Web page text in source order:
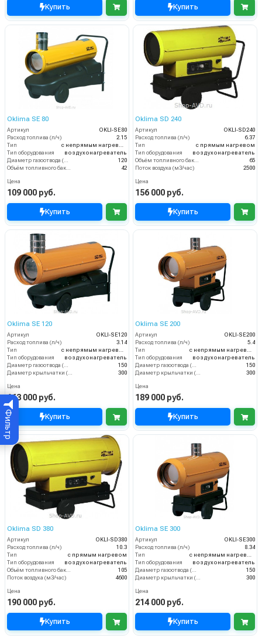
Фильтр
Купить Купить
Oklima SE 80
Артикул
OKLI-SE80
Расход топлива (л/ч)
2.15
Тип
Тип оборудования
воздухонагреватель
120
42
Цена
109 000 руб.
Купить
Oklima SD 240
Артикул
OKLI-SD240
Расход топлива (л/ч)
6.37
Тип
с прямым нагревом
Тип оборудования
воздухонагреватель
65
Поток воздуха (м3/час)
2500
Цена
156 000 руб.
Купить
Oklima SE 120
Артикул
OKLI-SE120
Расход топлива (л/ч)
3.14
Тип
с непрямым нагревом
Тип оборудования
воздухонагреватель
Диаметр газоотвода (мм)
150
Диаметр крыльчатки (мм)
300
Цена
163 000 руб.
Купить
Oklima SE 200
Артикул
OKLI-SE200
Расход топлива (л/ч)
5.4
Тип
с непрямым нагревом
Тип оборудования
воздухонагреватель
Диаметр газоотвода (мм)
150
Диаметр крыльчатки (мм)
300
Цена
189 000 руб.
Купить
Oklima SD 380
Артикул
OKLI-SD380
Расход топлива (л/ч)
10.3
Тип
с прямым нагревом
Тип оборудования
воздухонагреватель
Объём топливного бака (л)
105
Поток воздуха (м3/час)
4600
Цена
190 000 руб.
Купить
Oklima SE 300
Артикул
OKLI-SE300
Расход топлива (л/ч)
8.34
Тип
с непрямым нагревом
Тип оборудования
воздухонагреватель
Диаметр газоотвода (мм)
150
Диаметр крыльчатки (мм)
300
Цена
214 000 руб.
Купить